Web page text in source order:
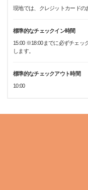
現地では、クレジットカードの
標準的なチェックイン時間
15:00 ※18:00までに必ずチェッ
します。
標準的なチェックアウト時間
10:00